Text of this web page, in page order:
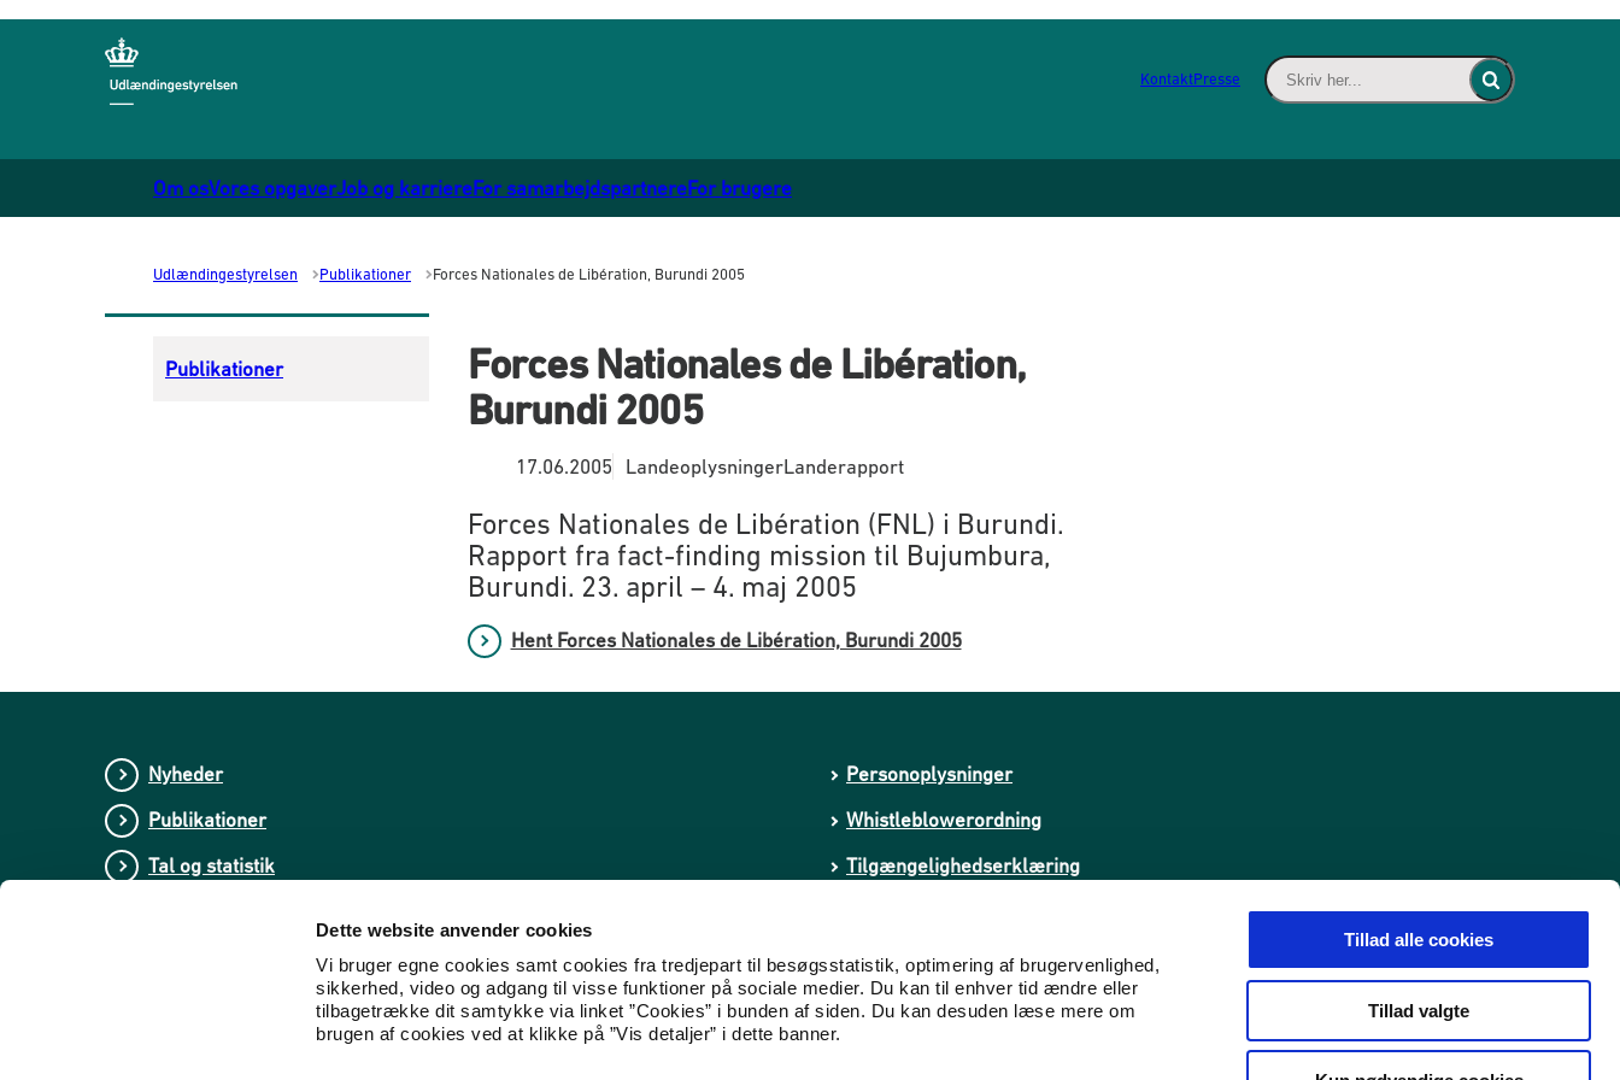
Dette website anvender cookies
Vi bruger egne cookies samt cookies fra tredjepart til besøgsstatistik, optimering af brugervenlighed,
sikkerhed, video og adgang til visse funktioner på sociale medier. Du kan til enhver tid ændre eller
tilbagetrække dit samtykke via linket ”Cookies” i bunden af siden. Du kan desuden læse mere om
brugen af cookies ved at klikke på ”Vis detaljer” i dette banner.
Tillad alle cookies
Tillad valgte
KontaktPresse
Skriv her... - Indsæt søgeord for at søge
Fold søgefelt ind
Om osVores opgaverJob og karriereFor samarbejdspartnereFor brugere
Udlændingestyrelsen Publikationer Forces Nationales de Libération, Burundi 2005
Publikationer
Forces Nationales de Libération,
Burundi 2005
17.06.2005 LandeoplysningerLanderapport
Forces Nationales de Libération (FNL) i Burundi.
Rapport fra fact-finding mission til Bujumbura,
Burundi. 23. april – 4. maj 2005
Hent Forces Nationales de Libération, Burundi 2005
Nyheder
Publikationer
Tal og statistik
Personoplysninger
Whistleblowerordning
Tilgængelighedserklæring
Find os på LinkedIn